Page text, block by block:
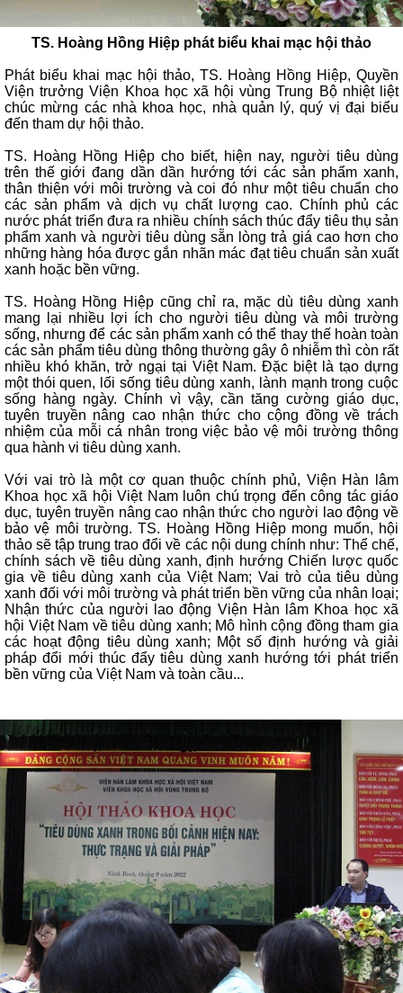
TS. Hoàng Hồng Hiệp phát biểu khai mạc hội thảo
Phát biểu khai mạc hội thảo, TS. Hoàng Hồng Hiệp, Quyền
Viện trưởng Viện Khoa học xã hội vùng Trung Bộ nhiệt liệt
chúc mừng các nhà khoa học, nhà quản lý, quý vị đại biểu
đến tham dự hội thảo.
TS. Hoàng Hồng Hiệp cho biết, hiện nay, người tiêu dùng
trên thế giới đang dần dần hướng tới các sản phẩm xanh,
thân thiện với môi trường và coi đó như một tiêu chuẩn cho
các sản phẩm và dịch vụ chất lượng cao. Chính phủ các
nước phát triển đưa ra nhiều chính sách thúc đẩy tiêu thụ sản
phẩm xanh và người tiêu dùng sẵn lòng trả giá cao hơn cho
những hàng hóa được gắn nhãn mác đạt tiêu chuẩn sản xuất
xanh hoặc bền vững.
TS. Hoàng Hồng Hiệp cũng chỉ ra, mặc dù tiêu dùng xanh
mang lại nhiều lợi ích cho người tiêu dùng và môi trường
sống, nhưng để các sản phẩm xanh có thể thay thế hoàn toàn
các sản phẩm tiêu dùng thông thường gây ô nhiễm thì còn rất
nhiều khó khăn, trở ngại tại Việt Nam. Đặc biệt là tạo dựng
một thói quen, lối sống tiêu dùng xanh, lành mạnh trong cuộc
sống hàng ngày. Chính vì vậy, cần tăng cường giáo dục,
tuyên truyền nâng cao nhận thức cho cộng đồng về trách
nhiệm của mỗi cá nhân trong việc bảo vệ môi trường thông
qua hành vi tiêu dùng xanh.
Với vai trò là một cơ quan thuộc chính phủ, Viện Hàn lâm
Khoa học xã hội Việt Nam luôn chú trọng đến công tác giáo
dục, tuyên truyền nâng cao nhận thức cho người lao động về
bảo vệ môi trường. TS. Hoàng Hồng Hiệp mong muốn, hội
thảo sẽ tập trung trao đổi về các nội dung chính như: Thể chế,
chính sách về tiêu dùng xanh, định hướng Chiến lược quốc
gia về tiêu dùng xanh của Việt Nam; Vai trò của tiêu dùng
xanh đối với môi trường và phát triển bền vững của nhân loại;
Nhận thức của người lao động Viện Hàn lâm Khoa học xã
hội Việt Nam về tiêu dùng xanh; Mô hình cộng đồng tham gia
các hoạt động tiêu dùng xanh; Một số định hướng và giải
pháp đổi mới thúc đẩy tiêu dùng xanh hướng tới phát triển
bền vững của Việt Nam và toàn cầu...